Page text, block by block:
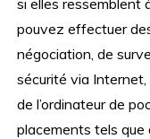
pouvez effectuer
négociation, de
sécurité via
de l’ordinateur de
placements tels que